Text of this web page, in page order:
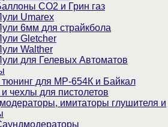
CO2 и Грин газ
Umarex
6мм для страйкбола
Gletcher
Walther
для Гелевых Автоматов
для МР-654К и Байкал
чехлы для пистолетов
имитаторы глушителя и